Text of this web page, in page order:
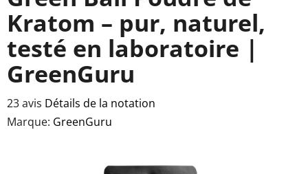
Kratom – pur, naturel,
testé en laboratoire |
GreenGuru
L'évaluation
moyenne
23 avis Détails de la notation
Marque: GreenGuru